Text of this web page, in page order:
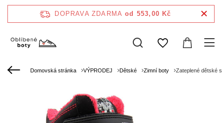
DOPRAVA ZDARMA od 553,00 Kč
Domovská stránka VÝPRODEJ Dětské Zimní boty Zateplené dětské